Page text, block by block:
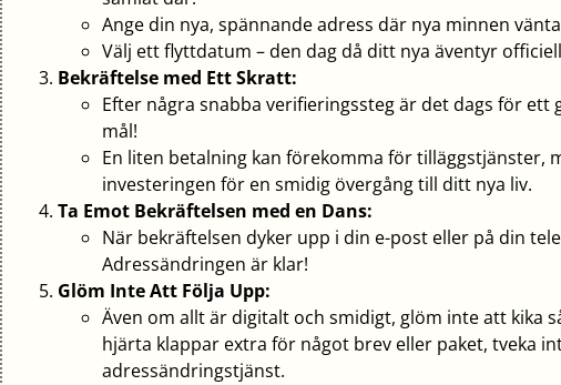
Ange din nya, spännande adress där nya minnen
Välj ett flyttdatum – den dag då ditt nya äventyr
Bekräftelse med Ett Skratt:
Efter några snabba verifieringssteg är det dags för ett
mål!
En liten betalning kan förekomma för tilläggstjänster,
investeringen för en smidig övergång till ditt nya liv.
Ta Emot Bekräftelsen med en Dans:
När bekräftelsen dyker upp i din e-post eller på din
Adressändringen är klar!
Glöm Inte Att Följa Upp:
Även om allt är digitalt och smidigt, glöm inte att kika
hjärta klappar extra för något brev eller paket, tveka
adressändringstjänst.